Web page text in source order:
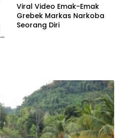
Viral Video Emak-Emak
Grebek Markas Narkoba
Seorang Diri